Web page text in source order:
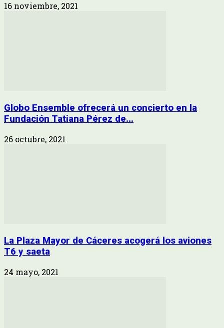
16 noviembre, 2021
Globo Ensemble ofrecerá un concierto en la
Fundación Tatiana Pérez de...
26 octubre, 2021
La Plaza Mayor de Cáceres acogerá los aviones
T6 y saeta
24 mayo, 2021